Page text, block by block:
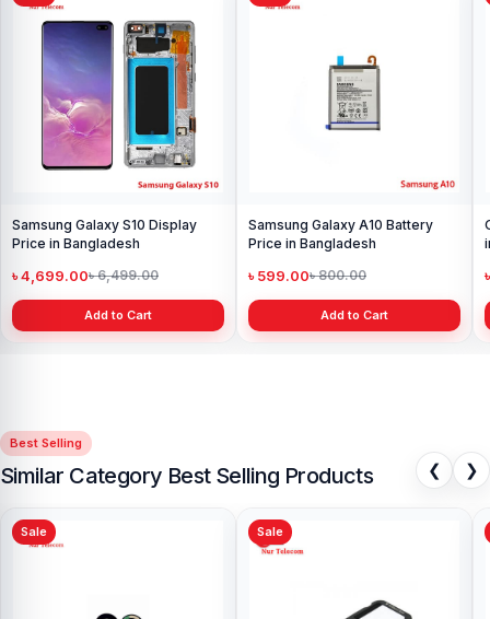
Samsung Galaxy S10 Display
Price in Bangladesh
৳ 4,699.00৳ 6,499.00
Add to Cart
Samsung Galaxy A10 Battery
Price in Bangladesh
৳ 599.00৳ 800.00
Add to Cart
Best Selling
Similar Category Best Selling Products ❮ ❯
Sale Sale